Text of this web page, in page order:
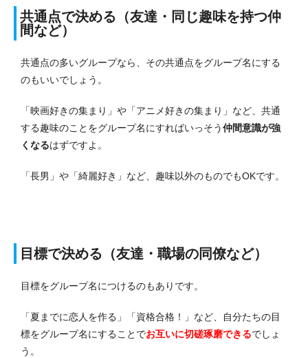
共通点で決める（友達・同じ趣味を持つ仲
間など）
共通点の多いグループなら、その共通点をグループ名にする
のもいいでしょう。
「映画好きの集まり」や「アニメ好きの集まり」など、共通
する趣味のことをグループ名にすればいっそう仲間意識が強
くなるはずですよ。
「長男」や「綺麗好き」など、趣味以外のものでもOKです。
目標で決める（友達・職場の同僚など）
目標をグループ名につけるのもありです。
「夏までに恋人を作る」「資格合格！」など、自分たちの目
標をグループ名にすることでお互いに切磋琢磨できるでしょ
う。